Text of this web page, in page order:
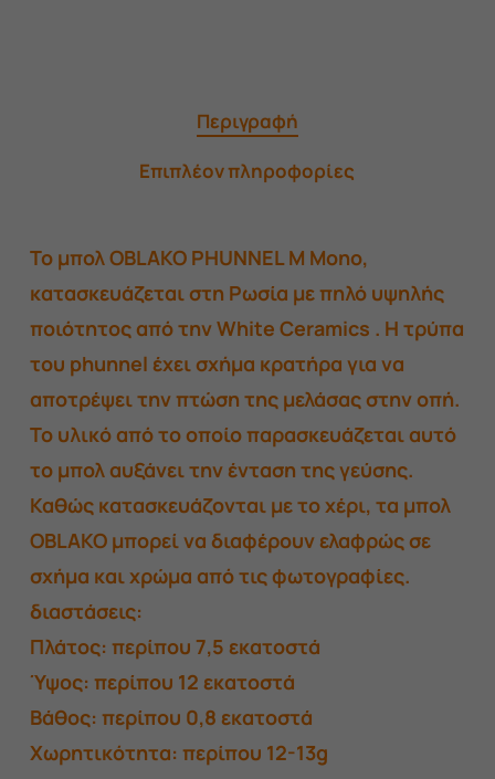
Περιγραφή
Επιπλέον πληροφορίες
To μπολ OBLAKO PHUNNEL M Mono,
κατασκευάζεται στη Ρωσία με πηλό υψηλής
ποιότητος από την White Ceramics . Η τρύπα
του phunnel έχει σχήμα κρατήρα για να
αποτρέψει την πτώση της μελάσας στην οπή.
Το υλικό από το οποίο παρασκευάζεται αυτό
το μπολ αυξάνει την ένταση της γεύσης.
Καθώς κατασκευάζονται με το χέρι, τα μπολ
OBLAKO μπορεί να διαφέρουν ελαφρώς σε
σχήμα και χρώμα από τις φωτογραφίες.
διαστάσεις:
Πλάτος: περίπου 7,5 εκατοστά
Ύψος: περίπου 12 εκατοστά
Βάθος: περίπου 0,8 εκατοστά
Χωρητικότητα: περίπου 12-13g